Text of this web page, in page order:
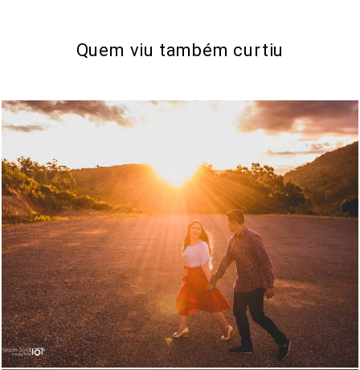
Quem viu também curtiu
1847 84